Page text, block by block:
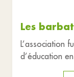
Les
L’association
d’éducation